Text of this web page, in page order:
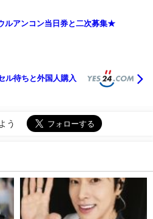
ルアンコン当日券と二次募集★
ル待ちと外国人購入
う